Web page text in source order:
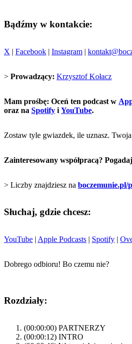
Bądźmy w kontakcie:
X | Facebook | Instagram |
> Prowadzący: Krzysztof Kołacz
Mam prośbę: Oceń ten podcast w
oraz na Spotify i YouTube.
Zostaw tyle gwiazdek, ile uznasz.
Zainteresowany współpracą?
> Liczby znajdziesz na boczemunie.pl/
Słuchaj, gdzie chcesz:
YouTube | Apple Podcasts | Spotify |
Dobrego odbioru! Bo czemu nie?
Rozdziały:
(00:00:00) PARTNERZY
(00:00:12) INTRO